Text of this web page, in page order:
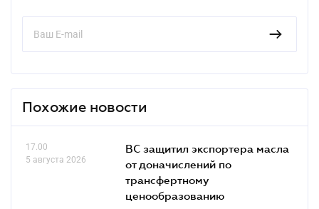
Похожие новости
17.00
5 августа 2026
ВС защитил экспортера масла
от доначислений по
трансфертному
ценообразованию